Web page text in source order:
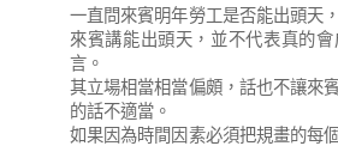
一直問來賓明年勞工是否能出頭天
來賓講能出頭天，並不代表真的
言。
其立場相當相當偏頗，話也不讓來
的話不適當。
如果因為時間因素必須把規畫的每